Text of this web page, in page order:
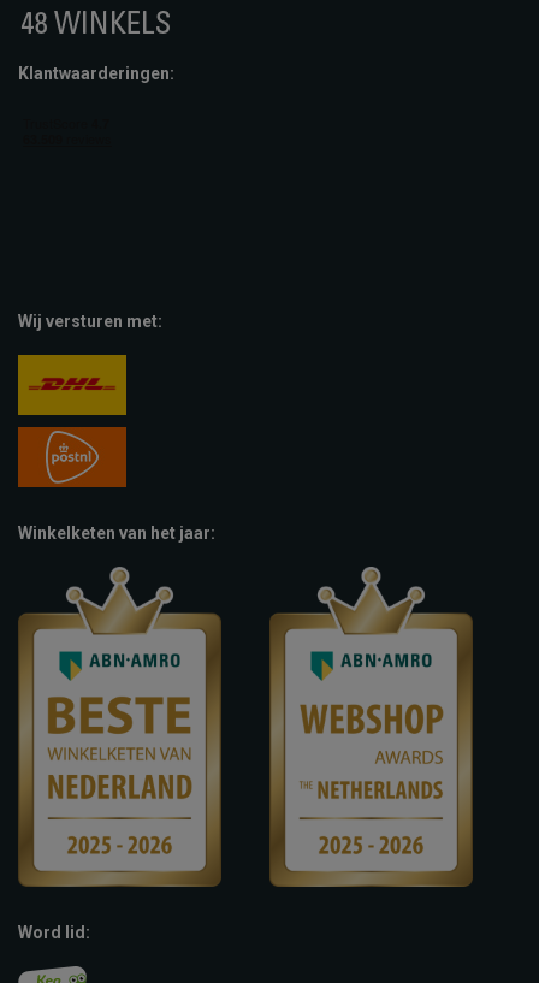
Klantwaarderingen:
Wij versturen met:
Winkelketen van het jaar:
Word lid: